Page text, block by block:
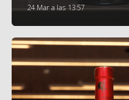
24 Mar a las 13:57